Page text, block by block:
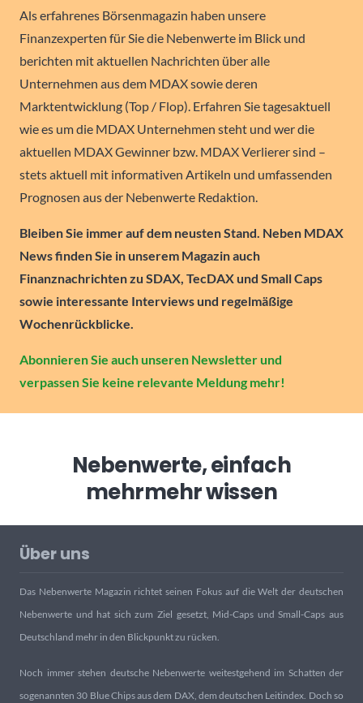
Als erfahrenes Börsenmagazin haben unsere
Finanzexperten für Sie die Nebenwerte im Blick und
berichten mit aktuellen Nachrichten über alle
Unternehmen aus dem MDAX sowie deren
Marktentwicklung (Top / Flop). Erfahren Sie tagesaktuell
wie es um die MDAX Unternehmen steht und wer die
aktuellen MDAX Gewinner bzw. MDAX Verlierer sind –
stets aktuell mit informativen Artikeln und umfassenden
Prognosen aus der Nebenwerte Redaktion.
Bleiben Sie immer auf dem neusten Stand. Neben MDAX
News finden Sie in unserem Magazin auch
Finanznachrichten zu SDAX, TecDAX und Small Caps
sowie interessante Interviews und regelmäßige
Wochenrückblicke.
Abonnieren Sie auch unseren Newsletter und
verpassen Sie keine relevante Meldung mehr!
Nebenwerte, einfach
mehrmehr wissen
Über uns
Das Nebenwerte Magazin richtet seinen Fokus auf die Welt der deutschen
Nebenwerte und hat sich zum Ziel gesetzt, Mid-Caps und Small-Caps aus
Deutschland mehr in den Blickpunkt zu rücken.
Noch immer stehen deutsche Nebenwerte weitestgehend im Schatten der
sogenannten 30 Blue Chips aus dem DAX, dem deutschen Leitindex. Doch so